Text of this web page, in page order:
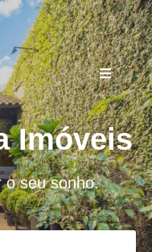
Imóveis
o seu sonho.